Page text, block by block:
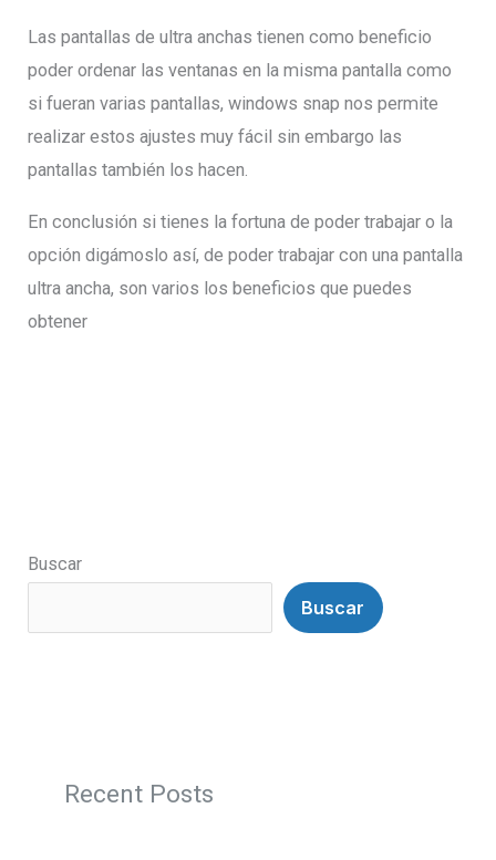
Las pantallas de ultra anchas tienen como beneficio
poder ordenar las ventanas en la misma pantalla como
si fueran varias pantallas, windows snap nos permite
realizar estos ajustes muy fácil sin embargo las
pantallas también los hacen.
En conclusión si tienes la fortuna de poder trabajar o la
opción digámoslo así, de poder trabajar con una pantalla
ultra ancha, son varios los beneficios que puedes
obtener
Buscar
Buscar
Recent Posts